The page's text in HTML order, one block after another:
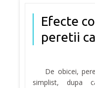
Efecte
peretii
De obicei,
simplist, dupa